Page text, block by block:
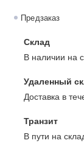
Предзаказ
Склад
В наличии на
Удаленный
Доставка в
Транзит
В пути на